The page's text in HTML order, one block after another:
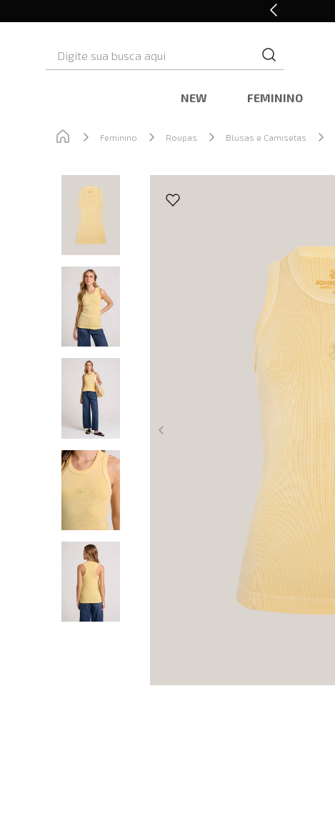
NEW FEMININO
Feminino Roupas Blusas e Camisetas